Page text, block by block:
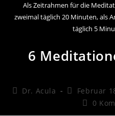
Als Zeitrahmen für die
zweimal täglich 20 Minuten, als
täglich 5
6
Beitrags-
Dr. Acula
Beitrag
Februar
Beitrags-
0